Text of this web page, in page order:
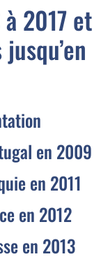
2017 et
en 2009
en 2011
en 2012
en 2013